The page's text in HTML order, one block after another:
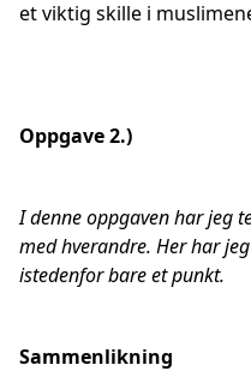
et viktig skille i
Oppgave 2.)
I denne oppgaven har jeg
med hverandre. Her har
istedenfor bare et punkt.
Sammenlikning